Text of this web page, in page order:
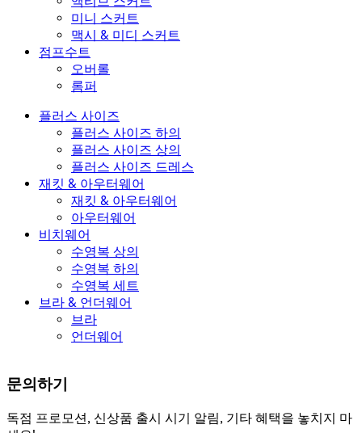
미니 스커트
맥시 & 미디 스커트
점프수트
오버롤
롬퍼
플러스 사이즈
플러스 사이즈 하의
플러스 사이즈 상의
플러스 사이즈 드레스
재킷 & 아우터웨어
재킷 & 아우터웨어
아우터웨어
비치웨어
수영복 상의
수영복 하의
수영복 세트
브라 & 언더웨어
브라
언더웨어
문의하기
독점 프로모션, 신상품 출시 시기 알림, 기타 혜택을 놓치지 마